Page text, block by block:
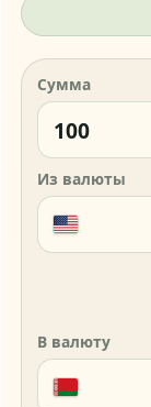
Сумма
Из валюты
В валюту